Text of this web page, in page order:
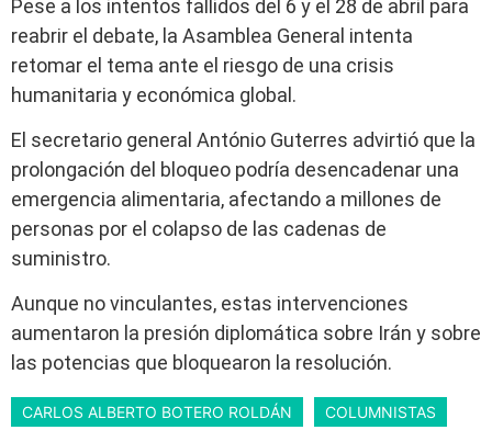
Pese a los intentos fallidos del 6 y el 28 de abril para
reabrir el debate, la Asamblea General intenta
retomar el tema ante el riesgo de una crisis
humanitaria y económica global.
El secretario general António Guterres advirtió que la
prolongación del bloqueo podría desencadenar una
emergencia alimentaria, afectando a millones de
personas por el colapso de las cadenas de
suministro.
Aunque no vinculantes, estas intervenciones
aumentaron la presión diplomática sobre Irán y sobre
las potencias que bloquearon la resolución.
CARLOS ALBERTO BOTERO ROLDÁN COLUMNISTAS